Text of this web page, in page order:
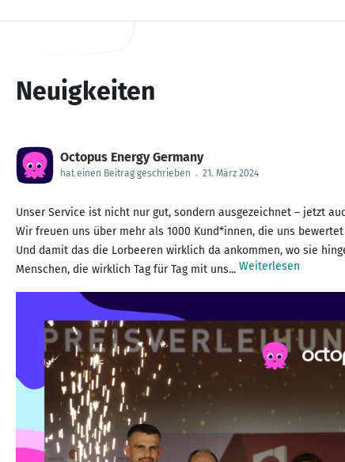
Neuigkeiten
Octopus Energy Germany
hat einen Beitrag geschrieben . 21. März 2024
Unser Service ist nicht nur gut, sondern ausgezeichnet – jetzt
Wir freuen uns über mehr als 1000 Kund*innen, die uns
Und damit das die Lorbeeren wirklich da ankommen, wo sie
Menschen, die wirklich Tag für Tag mit uns... Weiterlesen